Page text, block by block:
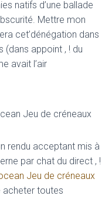
natifs d’une ballade
Mettre mon
cet’dénégation dans
(dans appoint , ! du
avait l’air
rendu acceptant mis à
par chat du direct , !
Jeu de créneaux
acheter toutes